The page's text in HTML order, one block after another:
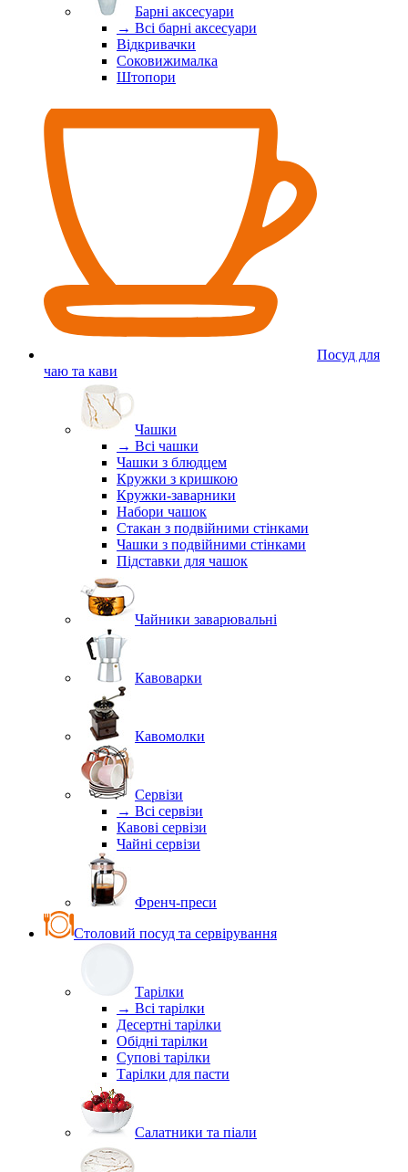
Барні аксесуари
→ Всі барні аксесуари
Відкривачки
Соковижималка
Штопори
Посуд для
чаю та кави
Чашки
→ Всі чашки
Чашки з блюдцем
Кружки з кришкою
Кружки-заварники
Набори чашок
Стакан з подвійними стінками
Чашки з подвійними стінками
Підставки для чашок
Чайники заварювальні
Кавоварки
Кавомолки
Сервізи
→ Всі сервізи
Кавові сервізи
Чайні сервізи
Френч-преси
Столовий посуд та сервірування
Тарілки
→ Всі тарілки
Десертні тарілки
Обідні тарілки
Супові тарілки
Тарілки для пасти
Салатники та піали